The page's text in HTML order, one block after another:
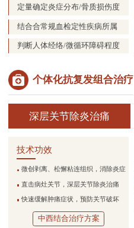
定量确定炎症分布/骨质损伤度
结合合常规血检定性疾病所属
判断人体经络/微循环障碍程度
个体化抗复发组合治疗
深层关节除炎治痛
技术功效
微创剥离、松懈粘连组织，消除炎症
直击病灶关节，深层关节除炎治痛
快速缓解肿痛症状，预防关节破坏
中西结合治疗方案